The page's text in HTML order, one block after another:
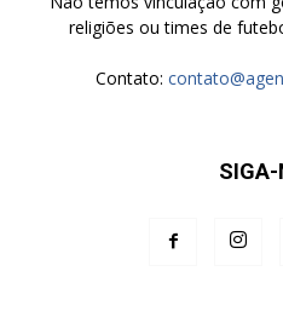
religiões ou times de
Contato:
SIGA-